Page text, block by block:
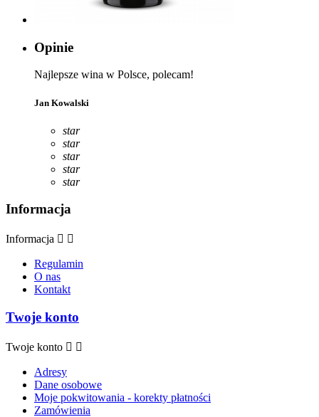
Opinie
Najlepsze wina w Polsce, polecam!
Jan Kowalski
star
star
star
star
star
Informacja
Informacja  
Regulamin
O nas
Kontakt
Twoje konto
Twoje konto  
Adresy
Dane osobowe
Moje pokwitowania - korekty płatności
Zamówienia